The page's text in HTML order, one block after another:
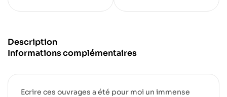
Description
Informations complémentaires
Ecrire ces ouvrages a été pour moi un immense